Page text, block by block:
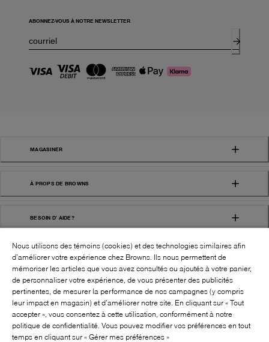
ABONNEZ-VOUS À NOTRE NEWSLETTER
MAGASINER
À PROPS DE BROWNS
BESOIN D' AIDE?
BROWNS SHOES INC. TOUS DROITS
SUIVEZ-NOUS!:
Nous utilisons des témoins (cookies) et des technologies similaires afin
d’améliorer votre expérience chez Browns. Ils nous permettent de
mémoriser les articles que vous avez consultés ou ajoutés à votre panier,
de personnaliser votre expérience, de vous présenter des publicités
pertinentes, de mesurer la performance de nos campagnes (y compris
leur impact en magasin) et d’améliorer notre site. En cliquant sur « Tout
accepter », vous consentez à cette utilisation, conformément à notre
politique de confidentialité. Vous pouvez modifier vos préférences en tout
temps en cliquant sur « Gérer mes préférences »